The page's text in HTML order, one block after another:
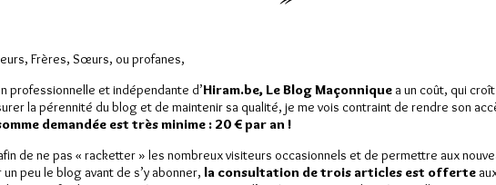
Frères, Sœurs, ou profanes,
professionnelle et indépendante d’Hiram.be, Le Blog Maçonnique a un coût, qui
la pérennité du blog et de maintenir sa qualité, je me vois contraint de rendre son
demandée est très minime : 20 € par an !
de ne pas « racketter » les nombreux visiteurs occasionnels et de permettre aux
peu le blog avant de s’y abonner, la consultation de trois articles est offerte